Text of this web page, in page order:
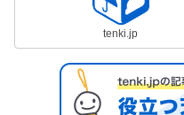
tenki.jp